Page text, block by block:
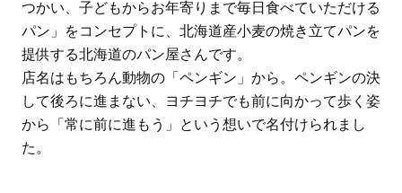
つかい、子どもからお年寄りまで毎日食べていただける
パン」をコンセプトに、北海道産小麦の焼き立てパンを
提供する北海道のパン屋さんです。
店名はもちろん動物の「ペンギン」から。ペンギンの決
して後ろに進まない、ヨチヨチでも前に向かって歩く姿
から「常に前に進もう」という想いで名付けられまし
た。